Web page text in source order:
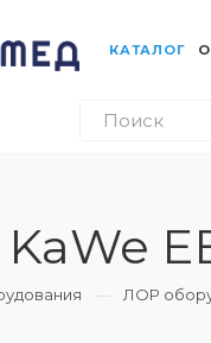
КАТАЛОГ
ЛОР